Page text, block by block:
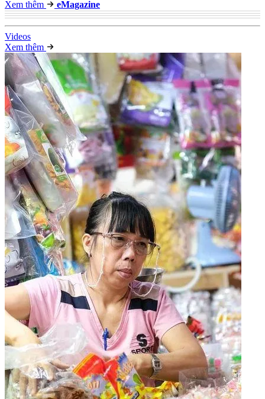
Xem thêm
eMagazine
Videos
Xem thêm